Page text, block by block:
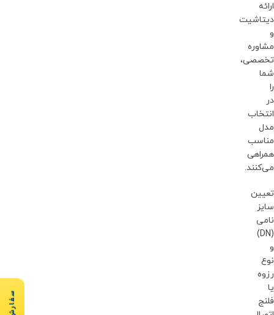
ارائه
دیتاشیت
و
مشاوره
تخصصی،
شما
را
در
انتخاب
مدل
مناسب
همراهی
می‌کنند.
تعیین
سایز
نامی
(DN)
و
نوع
رزوه
یا
فلنج